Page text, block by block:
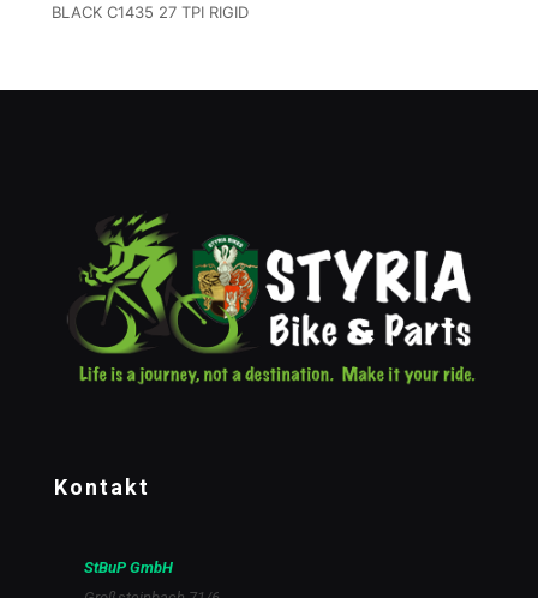
BLACK C1435 27 TPI RIGID
Kontakt
StBuP GmbH